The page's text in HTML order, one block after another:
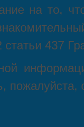
нa то,
437